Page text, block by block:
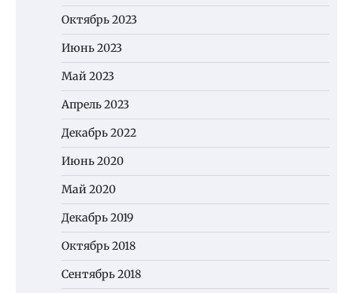
Октябрь 2023
Июнь 2023
Май 2023
Апрель 2023
Декабрь 2022
Июнь 2020
Май 2020
Декабрь 2019
Октябрь 2018
Сентябрь 2018